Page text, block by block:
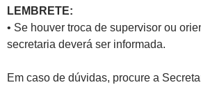
LEMBRETE:
• Se houver troca de supervisor ou
secretaria deverá ser informada.
Em caso de dúvidas, procure a